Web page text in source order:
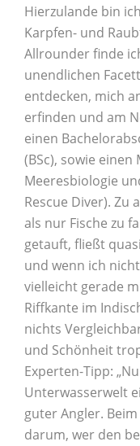
Hierzulande bin
Karpfen- und
Allrounder finde
unendlichen
entdecken, mich
erfinden und am
einen
(BSc), sowie einen
Meeresbiologie
Rescue Diver). Zu
als nur Fische zu
getauft, fließt
und wenn ich
vielleicht gerade
Riffkante im
nichts
und Schönheit
Experten-Tipp:
Unterwasserwelt
guter Angler.
darum, wer den